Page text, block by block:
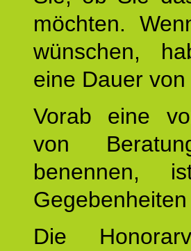
möchten.
wünschen,
eine Dauer
Vorab eine
von
benennen,
Die